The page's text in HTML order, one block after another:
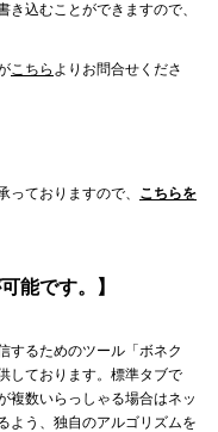
込むことができますので、
こちら よりお問合せくださ
ておりますので、 こちらを
能です。】
するためのツール「ボネク
しております。標準タブで
複数いらっしゃる場合はネッ
よう、独自のアルゴリズムを